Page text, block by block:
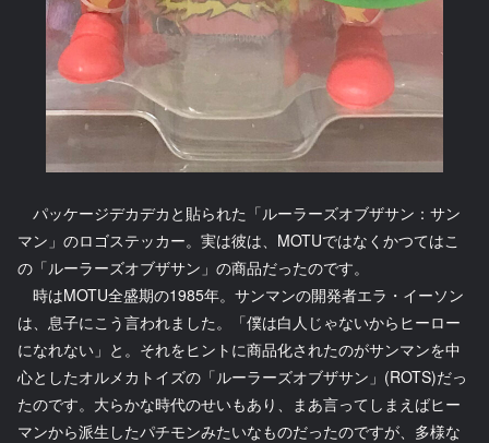
パッケージデカデカと貼られた「ルーラーズオブザサン：サン
マン」のロゴステッカー。実は彼は、MOTUではなくかつてはこ
の「ルーラーズオブザサン」の商品だったのです。
時はMOTU全盛期の1985年。サンマンの開発者エラ・イーソン
は、息子にこう言われました。「僕は白人じゃないからヒーロー
になれない」と。それをヒントに商品化されたのがサンマンを中
心としたオルメカトイズの「ルーラーズオブザサン」(ROTS)だっ
たのです。大らかな時代のせいもあり、まあ言ってしまえばヒー
マンから派生したパチモンみたいなものだったのですが、多様な